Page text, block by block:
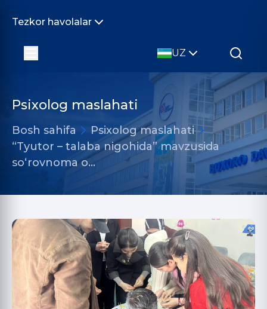
Tezkor havolalar
UZ
Psixolog maslahati
Bosh sahifa
Psixolog maslahati
“Tyutor – talaba nigohida” mavzusida
so‘rovnoma o…